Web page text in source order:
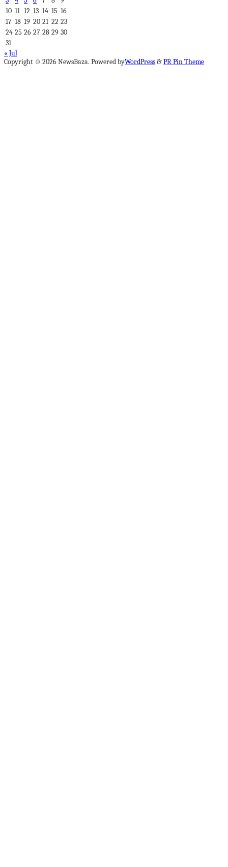
10 11 12 13 14 15 16
17 18 19 20 21 22 23
24 25 26 27 28 29 30
31
« Jul
Copyright © 2026 NewsBaza. Powered byWordPress&PR Pin Theme